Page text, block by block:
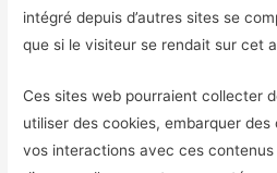
intégré depuis d’autres sites se
que si le visiteur se rendait sur cet
Ces sites web pourraient collecter
utiliser des cookies, embarquer
vos interactions avec ces